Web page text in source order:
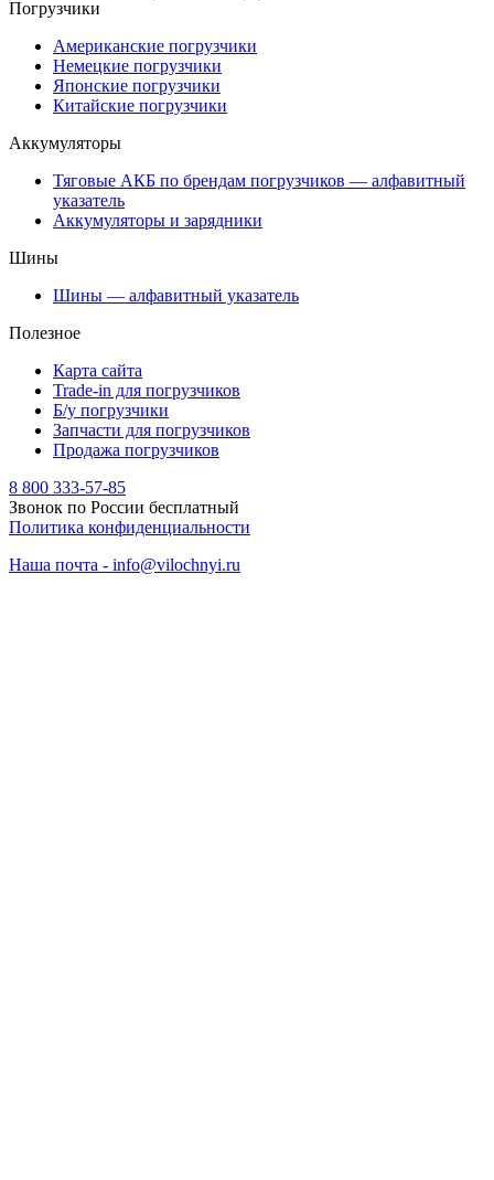
Погрузчики
Американские погрузчики
Немецкие погрузчики
Японские погрузчики
Китайские погрузчики
Аккумуляторы
Тяговые АКБ по брендам погрузчиков — алфавитный
указатель
Аккумуляторы и зарядники
Шины
Шины — алфавитный указатель
Полезное
Карта сайта
Trade-in для погрузчиков
Б/у погрузчики
Запчасти для погрузчиков
Продажа погрузчиков
8 800 333-57-85
Звонок по России бесплатный
Политика конфиденциальности
Наша почта - info@vilochnyi.ru